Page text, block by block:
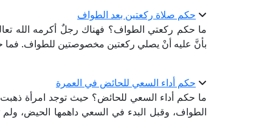
حكم صلاة ركعتين بعد الطواف
ما حكم ركعتي الطواف؟ فهناك رجلٌ أكرمه الله
بأنَّ عليه أنْ يصلي ركعتين مخصوصتين للطواف. فما
حكم أداء السعي للحائض في العمرة
ما حكم أداء السعي للحائض؟ حيث توجد امرأة ذهبت
الطواف، وقبل البدء في السعي داهمها الحيض،